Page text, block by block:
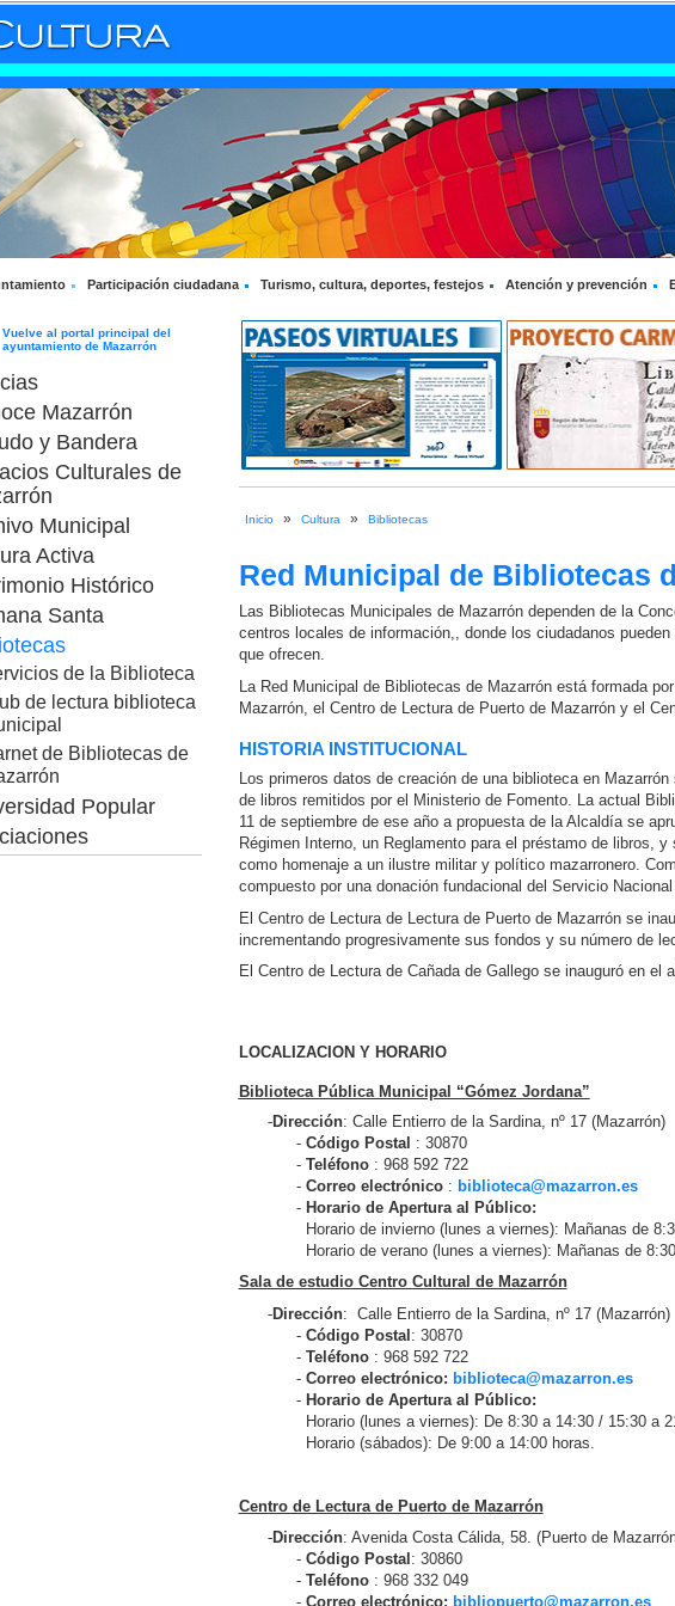
Participación ciudadana Turismo, cultura, deportes, festejos Atención y prevención
Vuelve al portal principal del
ayuntamiento de Mazarrón
Mazarrón
y Bandera
Culturales de
Municipal
Activa
Histórico
Santa
de la Biblioteca
de lectura biblioteca
de Bibliotecas de
Popular
Inicio » Cultura » Bibliotecas
Red Municipal de Bibliotecas
Las Bibliotecas Municipales de Mazarrón dependen de la
centros locales de información,, donde los ciudadanos
que ofrecen.
La Red Municipal de Bibliotecas de Mazarrón está formada
Mazarrón, el Centro de Lectura de Puerto de Mazarrón y el
HISTORIA INSTITUCIONAL
Los primeros datos de creación de una biblioteca en
de libros remitidos por el Ministerio de Fomento. La actual
11 de septiembre de ese año a propuesta de la Alcaldía se
Régimen Interno, un Reglamento para el préstamo de libros,
como homenaje a un ilustre militar y político mazarronero.
compuesto por una donación fundacional del Servicio
El Centro de Lectura de Lectura de Puerto de Mazarrón se
incrementando progresivamente sus fondos y su número de
El Centro de Lectura de Cañada de Gallego se inauguró en el
LOCALIZACION Y HORARIO
Biblioteca Pública Municipal “Gómez Jordana”
-Dirección: Calle Entierro de la Sardina, nº 17 (Mazarrón)
- Código Postal : 30870
- Teléfono : 968 592 722
- Correo electrónico : biblioteca@mazarron.es
- Horario de Apertura al Público:
Horario de invierno (lunes a viernes): Mañanas de
Horario de verano (lunes a viernes): Mañanas de
Sala de estudio Centro Cultural de Mazarrón
-Dirección: Calle Entierro de la Sardina, nº 17 (Mazarrón)
- Código Postal: 30870
- Teléfono : 968 592 722
- Correo electrónico: biblioteca@mazarron.es
- Horario de Apertura al Público:
Horario (lunes a viernes): De 8:30 a 14:30 / 15:30 a
Horario (sábados): De 9:00 a 14:00 horas.
Centro de Lectura de Puerto de Mazarrón
-Dirección: Avenida Costa Cálida, 58. (Puerto de
- Código Postal : 30860
- Teléfono : 968 332 049
- Correo electrónico: bibliopuerto@mazarron.es